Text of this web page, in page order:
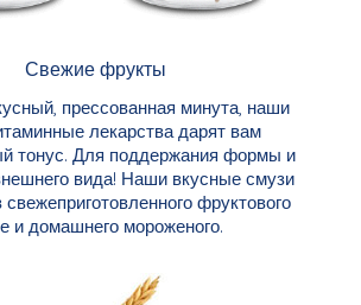
Свежие фрукты
прессованная минута, наши
лекарства дарят вам
тонус. Для поддержания формы и
вида! Наши вкусные смузи
свежеприготовленного фруктового
и домашнего мороженого.